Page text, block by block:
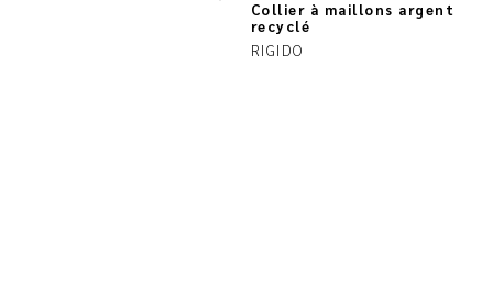
Collier à maillons argent
recyclé
RIGIDO